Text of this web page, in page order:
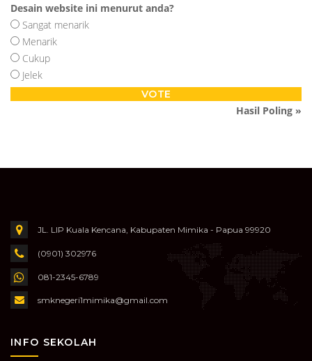
Desain website ini menurut anda?
Sangat menarik
Menarik
Cukup
Jelek
Hasil Poling »
JL. LIP Kuala Kencana, Kabupaten Mimika - Papua 99920
(0901) 302976
081-2345-6789
smknegeri1mimika@gmail.com
INFO SEKOLAH